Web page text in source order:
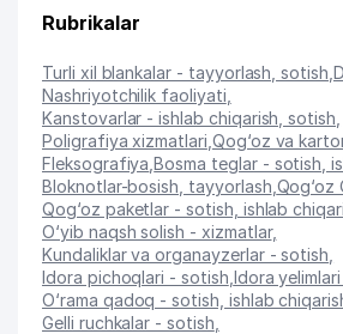
Rubrikalar
Turli xil blankalar - tayyorlash, sotish
Nashriyotchilik faoliyati
Kanstovarlar - ishlab chiqarish, sotish
Poligrafiya xizmatlari Qog‘oz va
Fleksografiya ,Bosma teglar - sotish,
Bloknotlar-bosish, tayyorlash Qog‘oz
Qog‘oz paketlar - sotish, ishlab
O‘yib naqsh solish - xizmatlar,
Kundaliklar va organayzerlar - sotish
Idora pichoqlari - sotish Idora
O‘rama qadoq - sotish, ishlab
Gelli ruchkalar - sotish